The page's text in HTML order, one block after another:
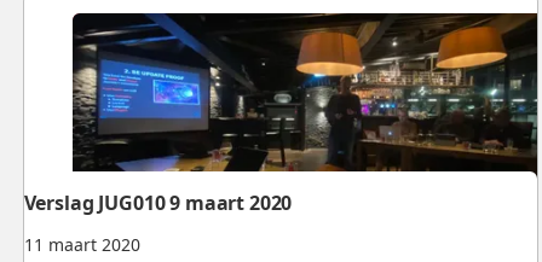
11 maart 2020
Verslag JUG010 9 maart 2020